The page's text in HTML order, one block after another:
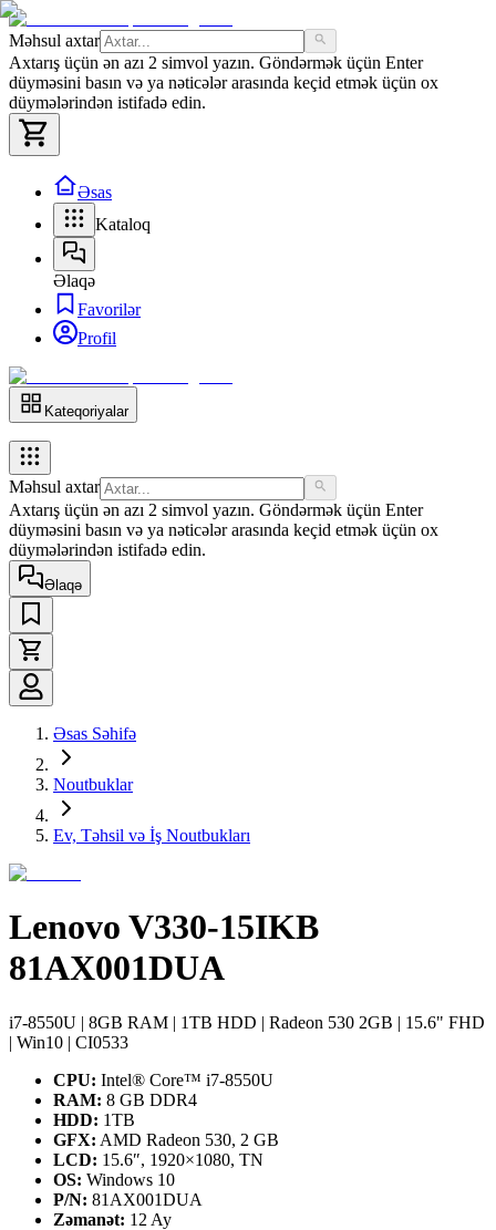
Məhsul axtar
Axtarış üçün ən azı 2 simvol yazın. Göndərmək üçün Enter
düyməsini basın və ya nəticələr arasında keçid etmək üçün ox
düymələrindən istifadə edin.
Əsas
Kataloq
Əlaqə
Favorilər
Profil
Kateqoriyalar
Məhsul axtar
Axtarış üçün ən azı 2 simvol yazın. Göndərmək üçün Enter
düyməsini basın və ya nəticələr arasında keçid etmək üçün ox
düymələrindən istifadə edin.
Əlaqə
Əsas Səhifə
Noutbuklar
Ev, Təhsil və İş Noutbukları
Lenovo V330-15IKB
81AX001DUA
i7-8550U | 8GB RAM | 1TB HDD | Radeon 530 2GB | 15.6" FHD
| Win10 | CI0533
CPU: Intel® Core™ i7-8550U
RAM: 8 GB DDR4
HDD: 1TB
GFX: AMD Radeon 530, 2 GB
LCD: 15.6″, 1920×1080, TN
OS: Windows 10
P/N: 81AX001DUA
Zəmanət: 12 Ay